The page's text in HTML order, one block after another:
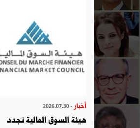
أخبار - 2026.07.30
هيئة السوق المالية تجدد